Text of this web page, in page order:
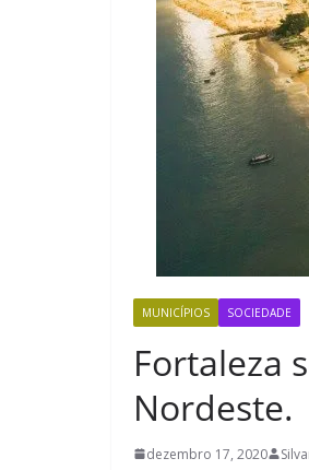
MUNICÍPIOS SOCIEDADE
Fortaleza
Nordeste.
dezembro 17, 2020